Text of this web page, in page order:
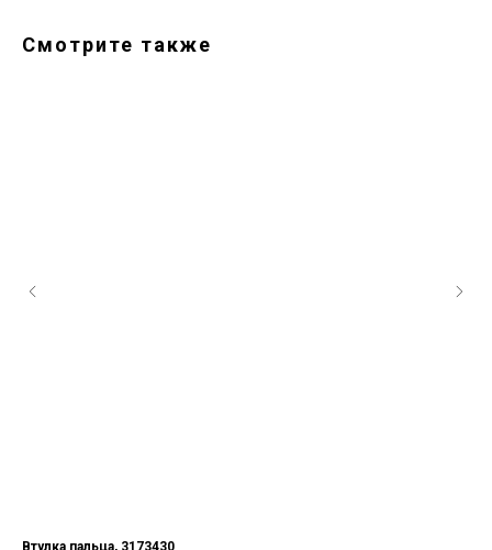
Смотрите также